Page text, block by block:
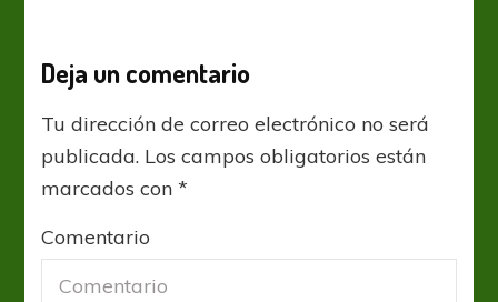
Deja un comentario
Tu dirección de correo electrónico no será
publicada. Los campos obligatorios están
marcados con*
Comentario